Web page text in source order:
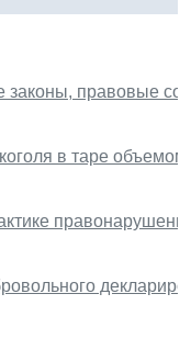
законы, правовые
в таре объемом